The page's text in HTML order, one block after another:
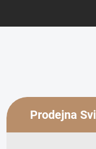
Prodejna